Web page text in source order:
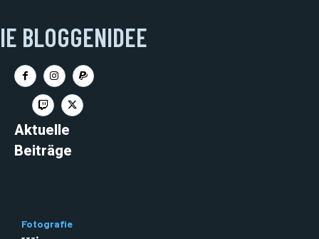
BLOGGENIDEE
Aktuelle
Beiträge
Fotografie